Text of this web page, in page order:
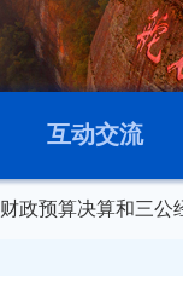
互动交流
财政预算决算和三公